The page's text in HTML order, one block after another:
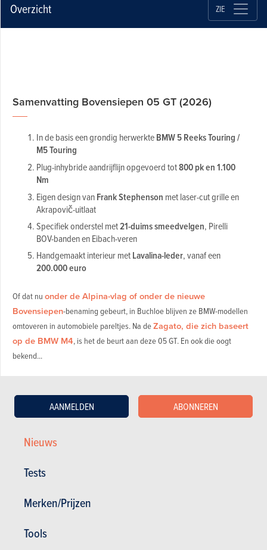
Nieuws
Tests
Merken/Prijzen
Tools
AANMELDEN ABONNEREN
Overzicht ZIE
Samenvatting Bovensiepen 05 GT (2026)
In de basis een grondig herwerkteBMW 5 Reeks Touring /
M5 Touring
Plug-inhybride aandrijflijn opgevoerd tot800 pk en 1.100
Nm
Eigen design vanFrank Stephenson met laser-cut grille en
Akrapovič-uitlaat
Specifiek onderstel met21-duims smeedvelgen, Pirelli
BOV-banden en Eibach-veren
Handgemaakt interieur metLavalina-leder, vanaf een
200.000 euro
Of dat nuonder de Alpina-vlag of onder de nieuwe
Bovensiepen-benaming gebeurt, in Buchloe blijven ze BMW-modellen
omtoveren in automobiele pareltjes. Na deZagato, die zich baseert
op de BMW M4, is het de beurt aan deze 05 GT. En ook die oogt
bekend...
Bovensiepen presenteert de 05 GT als een eigen model, maar
moeilijk te negeren. De
de hoogte, terwijl Bovensiepen voor de 05 GT respectievelijk